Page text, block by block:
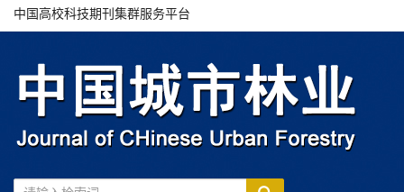
中国高校科技期刊集群服务平台